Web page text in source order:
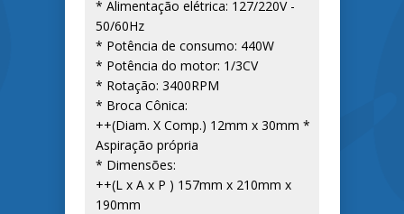
* Alimentação elétrica: 127/220V -
50/60Hz
* Potência de consumo: 440W
* Potência do motor: 1/3CV
* Rotação: 3400RPM
* Broca Cônica:
++(Diam. X Comp.) 12mm x 30mm *
Aspiração própria
* Dimensões:
++(L x A x P ) 157mm x 210mm x
190mm